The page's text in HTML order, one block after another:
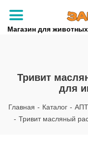
Магазин для
Тривит
для
Главная - Каталог -
- Тривит масляный